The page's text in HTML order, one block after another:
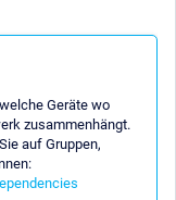
Geräte wo
zusammenhängt.
auf Gruppen,